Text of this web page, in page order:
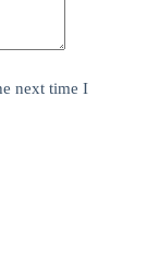
next time I